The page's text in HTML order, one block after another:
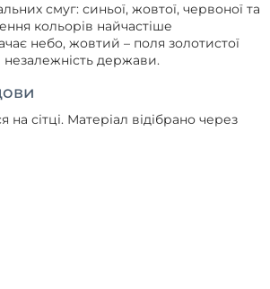
смуг: синьої, жовтої, червоної та
кольорів найчастіше
небо, жовтий – поля золотистої
держави.
сітці. Матеріал відібрано через